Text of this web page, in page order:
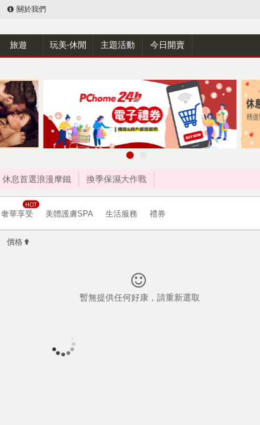
關於我們
旅遊 玩美‧休閒 主題活動 今日開賣
休息首選浪漫摩鐵 換季保濕大作戰
奢華享受 美體護膚SPA 生活服務 禮券
價格
暫無提供任何好康，請重新選取